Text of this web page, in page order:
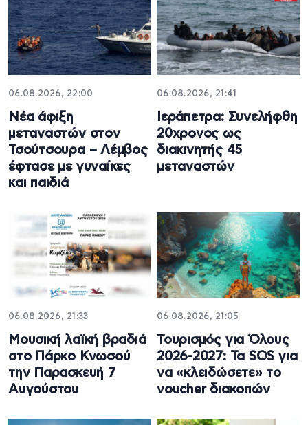
06.08.2026, 22:00
Νέα άφιξη
μεταναστών στον
Τσούτσουρα – Λέμβος
έφτασε με γυναίκες
και παιδιά
06.08.2026, 21:41
Ιεράπετρα: Συνελήφθη
20χρονος ως
διακινητής 45
μεταναστών
06.08.2026, 21:33
Μουσική λαϊκή βραδιά
στο Πάρκο Κνωσού
την Παρασκευή 7
Αυγούστου
06.08.2026, 21:05
Τουρισμός για Όλους
2026-2027: Τα SOS για
να «κλειδώσετε» το
voucher διακοπών